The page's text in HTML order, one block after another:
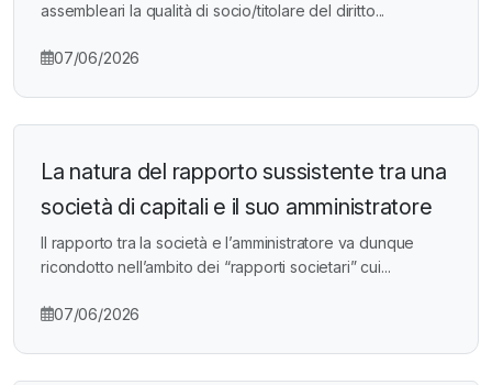
assembleari la qualità di socio/titolare del diritto...
07/06/2026
La natura del rapporto sussistente tra una
società di capitali e il suo amministratore
Il rapporto tra la società e l’amministratore va dunque
ricondotto nell’ambito dei “rapporti societari” cui...
07/06/2026